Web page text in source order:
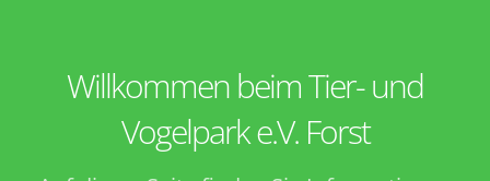
Willkommen beim Tier- und
Vogelpark e.V. Forst